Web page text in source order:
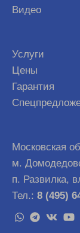
Видео
Услуги
Цены
Гарантия
Московская
м.
п. Развилка,
Тел.: 8 (495)